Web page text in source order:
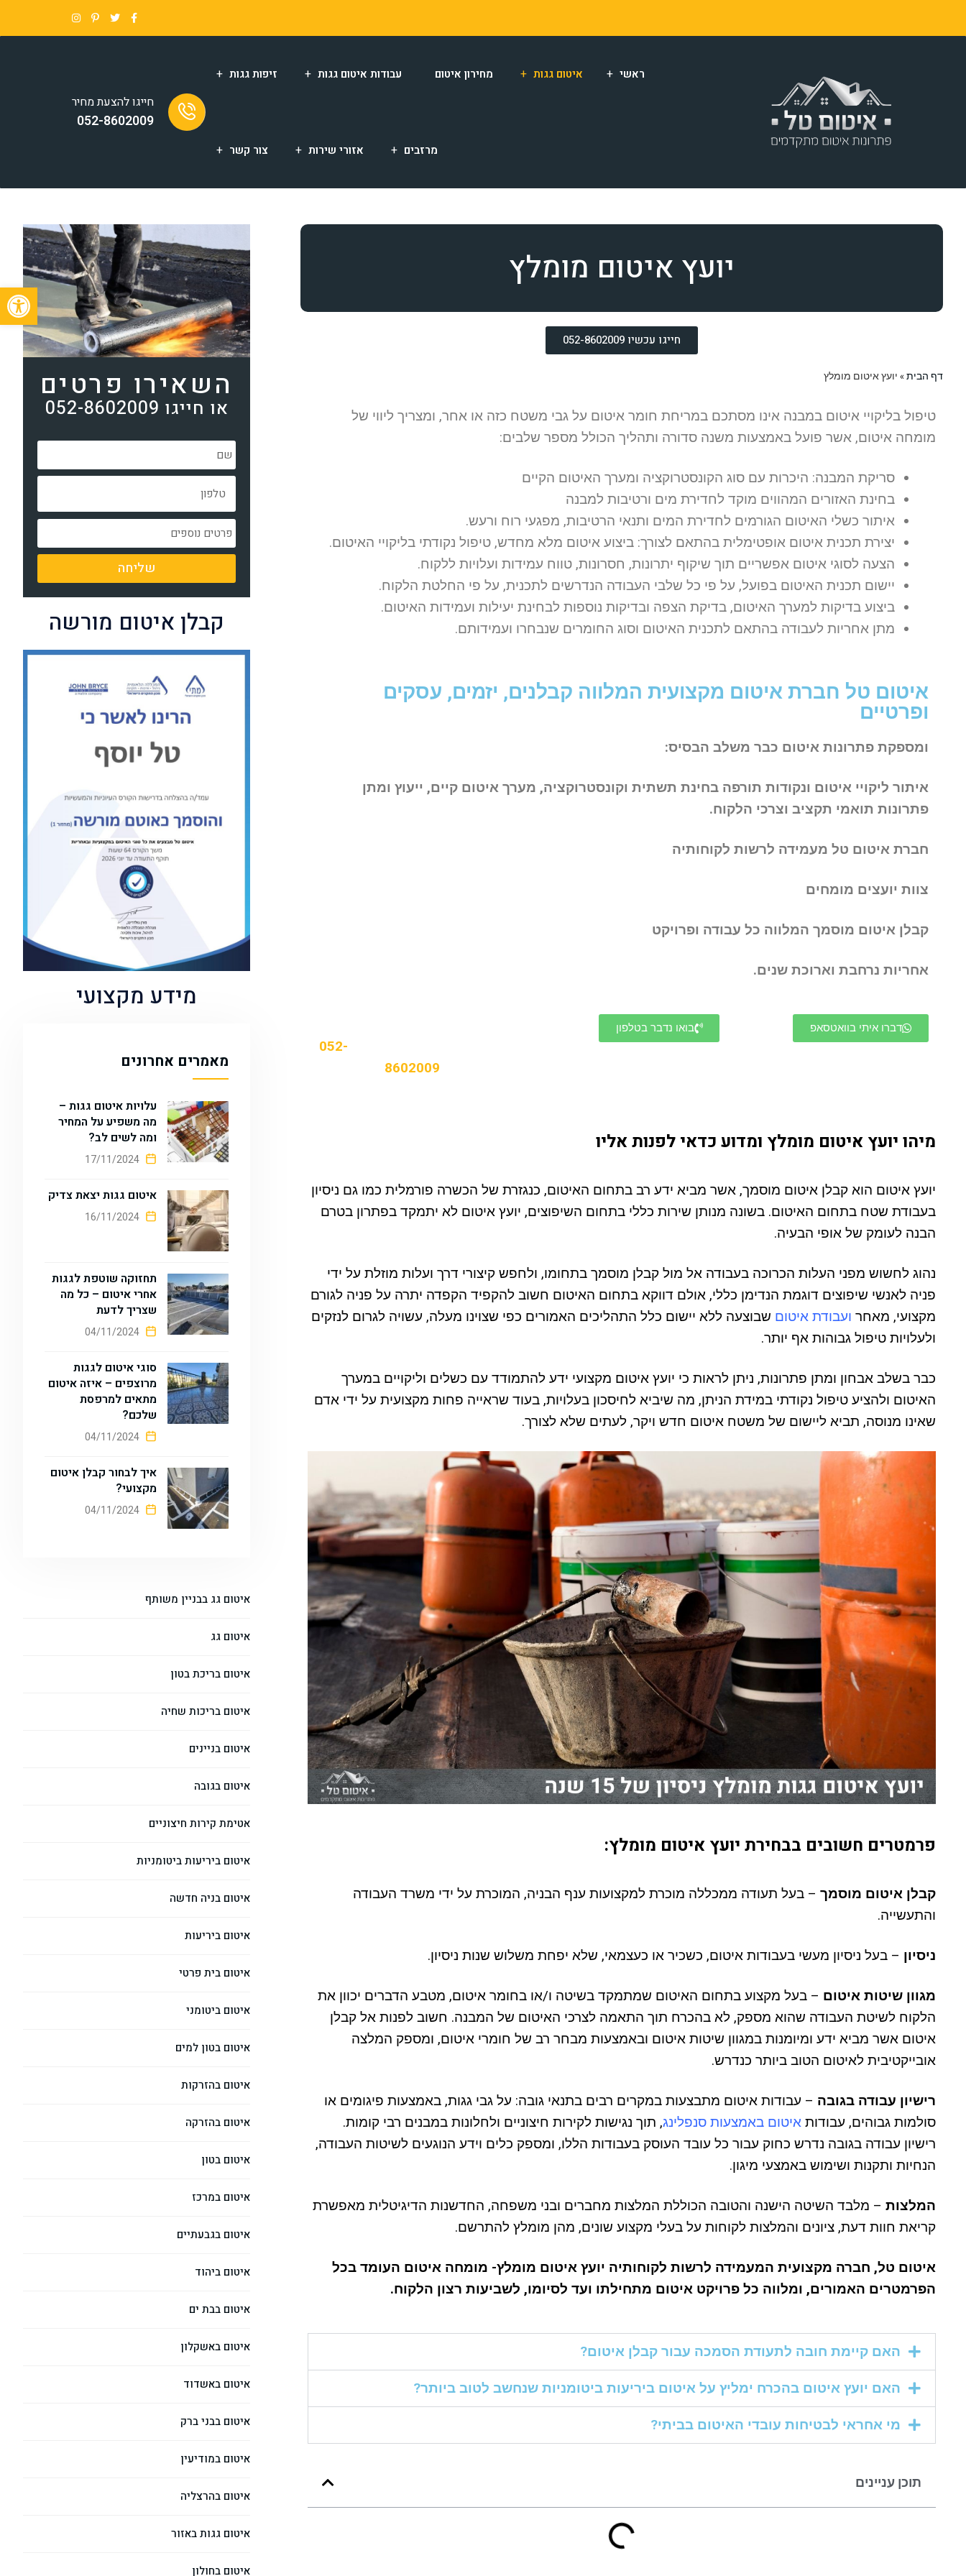
ראשי איטום גגות מחירון איטום עבודות איטום גגות זיפות גגות
מרזבים אזורי שירות צור קשר
חייגו להצעת מחיר
052-8602009
יועץ איטום מומלץ
חייגו עכשיו 052-8602009
דף הבית» יועץ איטום מומלץ
טיפול בליקויי איטום במבנה אינו מסתכם במריחת חומר איטום על גבי משטח כזה או אחר, ומצריך ליווי של
מומחה איטום, אשר פועל באמצעות משנה סדורה ותהליך הכולל מספר שלבים:
סריקת המבנה: היכרות עם סוג הקונסטרוקציה ומערך האיטום הקיים
בחינת האזורים המהווים מוקד לחדירת מים ורטיבות למבנה
איתור כשלי האיטום הגורמים לחדירת המים ותנאי הרטיבות, מפגעי רוח ורעש.
יצירת תכנית איטום אופטימלית בהתאם לצורך: ביצוע איטום מלא מחדש, טיפול נקודתי בליקויי האיטום.
הצעה לסוגי איטום אפשריים תוך שיקוף יתרונות, חסרונות, טווח עמידות ועלויות ללקוח.
יישום תכנית האיטום בפועל, על פי כל שלבי העבודה הנדרשים לתכנית, על פי החלטת הלקוח.
ביצוע בדיקות למערך האיטום, בדיקת הצפה ובדיקות נוספות לבחינת יעילות ועמידות האיטום.
מתן אחריות לעבודה בהתאם לתכנית האיטום וסוג החומרים שנבחרו ועמידותם.
איטום טל חברת איטום מקצועית המלווה קבלנים, יזמים, עסקים
ופרטיים
ומספקת פתרונות איטום כבר משלב הבסיס:
איתור ליקויי איטום ונקודות תורפה בחינת תשתית וקונסטרוקציה, מערך איטום קיים, ייעוץ ומתן
פתרונות תואמי תקציב וצרכי הלקוח.
חברת איטום טל מעמידה לרשות לקוחותיה
צוות יועצים מומחים
קבלן איטום מוסמך המלווה כל עבודה ופרויקט
אחריות נרחבת וארוכת שנים.
דברו איתי בוואטסאפ בואו נדבר בטלפון
052-
8602009
מיהו יועץ איטום מומלץ ומדוע כדאי לפנות אליו
יועץ איטום הוא קבלן איטום מוסמך, אשר מביא ידע רב בתחום האיטום, כנגזרת של הכשרה פורמלית כמו גם ניסיון
בעבודת שטח בתחום האיטום. בשונה מנותן שירות כללי בתחום השיפוצים, יועץ איטום לא יתמקד בפתרון בטרם
הבנה לעומק של אופי הבעיה.
נהוג לחשוש מפני העלות הכרוכה בעבודה אל מול קבלן מוסמך בתחומו, ולחפש קיצורי דרך ועלות מוזלת על ידי
פניה לאנשי שיפוצים דוגמת הנדימן כללי, אולם דווקא בתחום האיטום חשוב להקפיד הקפדה יתרה על פניה לגורם
מקצועי, מאחר ועבודת איטום שבוצעה ללא יישום כלל התהליכים האמורים כפי שצוינו מעלה, עשויה לגרום לנזקים
ולעלויות טיפול גבוהות אף יותר.
כבר בשלב אבחון ומתן פתרונות, ניתן לראות כי יועץ איטום מקצועי ידע להתמודד עם כשלים וליקויים במערך
האיטום ולהציע טיפול נקודתי במידת הניתן, מה שיביא לחיסכון בעלויות, בעוד שראייה פחות מקצועית על ידי אדם
שאינו מנוסה, תביא ליישום של משטח איטום חדש ויקר, לעתים שלא לצורך.
פרמטרים חשובים בבחירת יועץ איטום מומלץ:
קבלן איטום מוסמך – בעל תעודה ממכללה מוכרת למקצועות ענף הבניה, המוכרת על ידי משרד העבודה
והתעשייה.
ניסיון – בעל ניסיון מעשי בעבודות איטום, כשכיר או כעצמאי, שלא יפחת משלוש שנות ניסיון.
מגוון שיטות איטום – בעל מקצוע בתחום האיטום שמתמקד בשיטה ו/או בחומר איטום, מטבע הדברים יכוון את
הלקוח לשיטת העבודה שהוא מספק, לא בהכרח תוך התאמה לצרכי האיטום של המבנה. חשוב לפנות אל קבלן
איטום אשר מביא ידע ומיומנות במגוון שיטות איטום ובאמצעות מבחר רב של חומרי איטום, ומספק המלצה
אובייקטיבית לאיטום הטוב ביותר כנדרש.
רישיון עבודה בגובה – עבודות איטום מתבצעות במקרים רבים בתנאי גובה: על גבי גגות, באמצעות פיגומים או
סולמות גבוהים, עבודות איטום באמצעות סנפלינג, תוך נגישות לקירות חיצוניים ולחלונות במבנים רבי קומות.
רישיון עבודה בגובה נדרש כחוק עבור כל עובד העוסק בעבודות הללו, ומספק כלים וידע הנוגעים לשיטות העבודה,
הנחיות ותקנות ושימוש באמצעי מיגון.
המלצות – מלבד השיטה הישנה והטובה הכוללת המלצות מחברים ובני משפחה, החדשנות הדיגיטלית מאפשרת
קריאת חוות דעת, ציונים והמלצות לקוחות על בעלי מקצוע שונים, מהן מומלץ להתרשם.
איטום טל, חברה מקצועית המעמידה לרשות לקוחותיה יועץ איטום מומלץ- מומחה איטום העומד בכל
הפרמטרים האמורים, ומלווה כל פרויקט איטום מתחילתו ועד לסיומו, לשביעות רצון הלקוח.
האם קיימת חובה לתעודת הסמכה עבור קבלן איטום?
האם יועץ איטום בהכרח ימליץ על איטום ביריעות ביטומניות שנחשב לטוב ביותר?
מי אחראי לבטיחות עובדי האיטום בביתי?
תוכן עניינים
השאירו פרטים
או חייגו 052-8602009
שליחה
קבלן איטום מורשה
מידע מקצועי
מאמרים אחרונים
עלויות איטום גגות –
מה משפיע על המחיר
ומה לשים לב?
איטום גגות יצאת צדיק
תחזוקה שוטפת לגגות
אחרי איטום – כל מה
שצריך לדעת
סוגי איטום לגגות
מרוצפים – איזה איטום
מתאים למרפסת
שלכם?
איך לבחור קבלן איטום
מקצועי?
איטום גג בבניין משותף
איטום גג
איטום בריכת בטון
איטום בריכות שחיה
איטום בניינים
איטום בגובה
אטימת קירות חיצוניים
איטום ביריעות ביטומניות
איטום בניה חדשה
איטום ביריעות
איטום בית פרטי
איטום ביטומני
איטום בטון למים
איטום בהזרקות
איטום בהזרקה
איטום בטון
איטום במרכז
איטום בגבעתיים
איטום ביהוד
איטום בבת ים
איטום באשקלון
איטום באשדוד
איטום בבני ברק
איטום במודיעין
איטום בהרצליה
איטום גגות באזור
איטום בחולון